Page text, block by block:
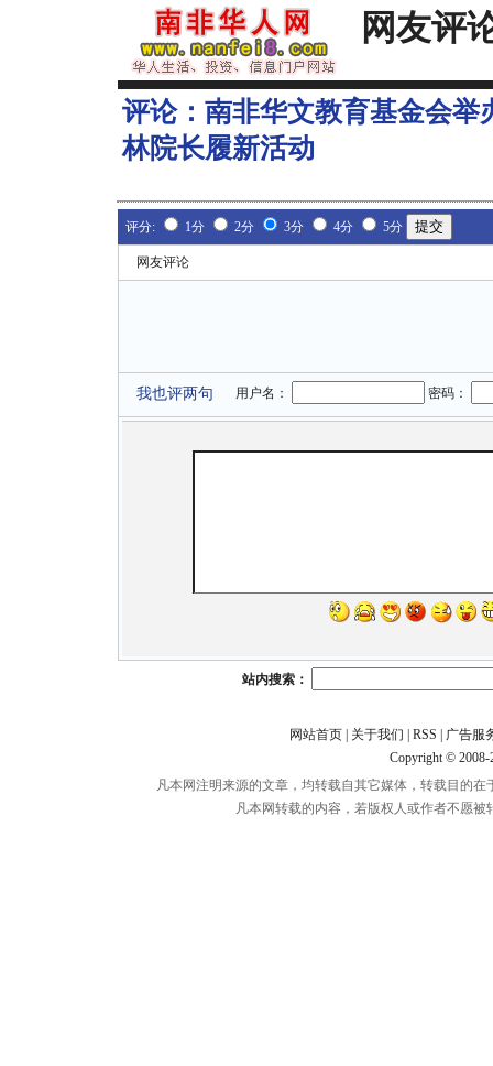
网友评
评论： 南非华文教育基金会举
林院长履新活动
评分: 1分 2分 3分 4分 5分
网友评论
我也评两句 用户名： 密码：
站内搜索：
网站首页| 关于我们 RSS
广告服
Copyright ©
凡本网注明来源的文章，均转载自其它媒体，转载目的
凡本网转载的内容，若版权人或作者不愿